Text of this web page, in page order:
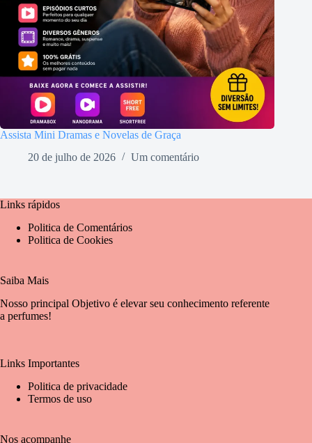
Assista Mini Dramas e Novelas de Graça
20 de julho de 2026
Um comentário
Links rápidos
Politica de Comentários
Politica de Cookies
Saiba Mais
Nosso principal Objetivo é elevar seu conhecimento referente
a perfumes!
Links Importantes
Politica de privacidade
Termos de uso
Nos acompanhe